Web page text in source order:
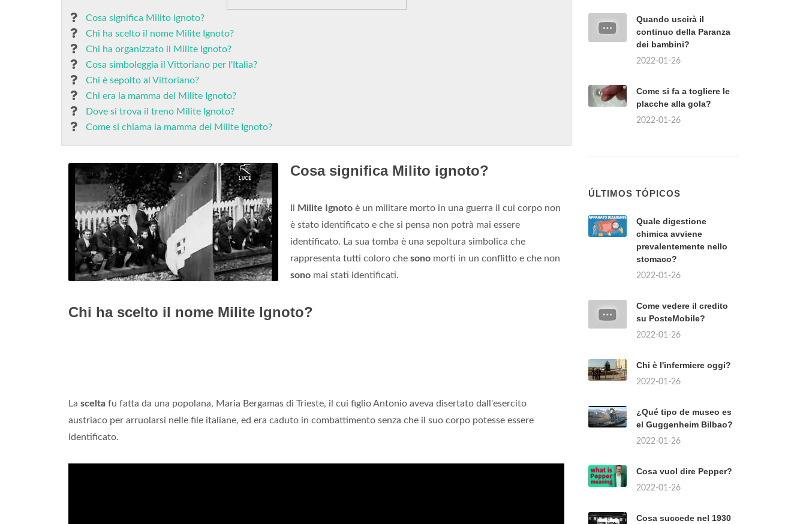
Cosa significa Milito ignoto?
Chi ha scelto il nome Milite Ignoto?
Chi ha organizzato il Milite Ignoto?
Cosa simboleggia il Vittoriano per l'Italia?
Chi è sepolto al Vittoriano?
Chi era la mamma del Milite Ignoto?
Dove si trova il treno Milite Ignoto?
Come si chiama la mamma del Milite Ignoto?
Cosa significa Milito ignoto?
Milite Ignoto è un militare morto in una guerra il cui corpo non
è stato identificato e che si pensa non potrà mai essere
identificato. La sua tomba è una sepoltura simbolica che
rappresenta tutti coloro che sono morti in un conflitto e che non
sono mai stati identificati.
Chi ha scelto il nome Milite Ignoto?
La scelta fu fatta da una popolana, Maria Bergamas di Trieste, il cui figlio Antonio aveva disertato dall'esercito
austriaco per arruolarsi nelle file italiane, ed era caduto in combattimento senza che il suo corpo potesse essere
identificato.
Quando uscirà il
continuo della Paranza
dei bambini?
2022-01-26
Come si fa a togliere le
placche alla gola?
2022-01-26
ÚLTIMOS TÓPICOS
Quale digestione
chimica avviene
prevalentemente nello
stomaco?
2022-01-26
Come vedere il credito
su PosteMobile?
2022-01-26
Chi è l'infermiere oggi?
2022-01-26
¿Qué tipo de museo es
el Guggenheim Bilbao?
2022-01-26
Cosa vuol dire Pepper?
2022-01-26
Cosa succede nel 1930